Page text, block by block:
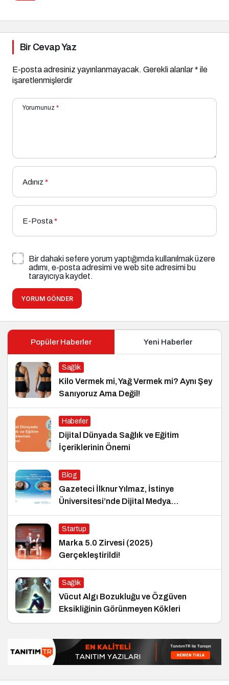
Bir Cevap Yaz
E-posta adresiniz yayınlanmayacak. Gerekli alanlar* ile
işaretlenmişlerdir
Yorumunuz *
Adınız *
E-Posta*
Bir dahaki sefere yorum yaptığımda kullanılmak üzere
adımı, e-posta adresimi ve web site adresimi bu
tarayıcıya kaydet.
YORUM GÖNDER
Popüler Haberler Yeni Haberler
Sağlık
Kilo Vermek mi, Yağ Vermek mi? Aynı Şey
Sanıyoruz Ama Değil!
Haberler
Dijital Dünyada Sağlık ve Eğitim
İçeriklerinin Önemi
Blog
Gazeteci İlknur Yılmaz, İstinye
Üniversitesi’nde Dijital Medya
Okuryazarlığı Dersinin Konuğu Oldu
Startup
Marka 5.0 Zirvesi (2025)
Gerçekleştirildi!
Sağlık
Vücut Algı Bozukluğu ve Özgüven
Eksikliğinin Görünmeyen Kökleri